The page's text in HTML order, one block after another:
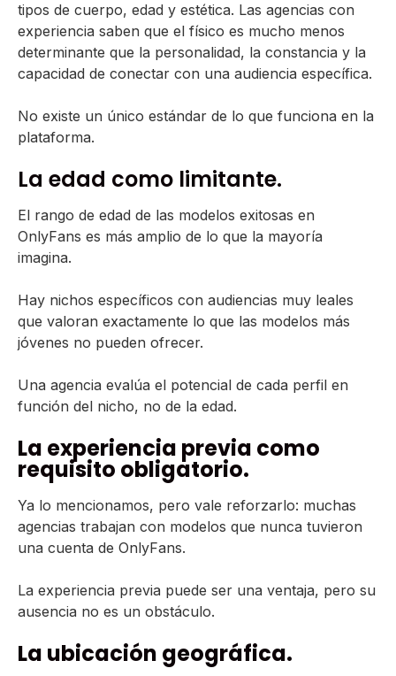
tipos de cuerpo, edad y estética. Las agencias con
experiencia saben que el físico es mucho menos
determinante que la personalidad, la constancia y la
capacidad de conectar con una audiencia específica.
No existe un único estándar de lo que funciona en la
plataforma.
La edad como limitante.
El rango de edad de las modelos exitosas en
OnlyFans es más amplio de lo que la mayoría
imagina.
Hay nichos específicos con audiencias muy leales
que valoran exactamente lo que las modelos más
jóvenes no pueden ofrecer.
Una agencia evalúa el potencial de cada perfil en
función del nicho, no de la edad.
La experiencia previa como
requisito obligatorio.
Ya lo mencionamos, pero vale reforzarlo: muchas
agencias trabajan con modelos que nunca tuvieron
una cuenta de OnlyFans.
La experiencia previa puede ser una ventaja, pero su
ausencia no es un obstáculo.
La ubicación geográfica.